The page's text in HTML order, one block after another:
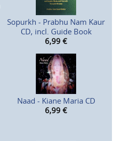
Sopurkh - Prabhu Nam Kaur
CD, incl. Guide Book
6,99 €
Naad - Kiane Maria CD
6,99 €